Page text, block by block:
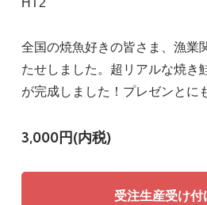
HT2
全国の焼魚好きの皆さま、漁業
たせしました。超リアルな焼き
が完成しました！プレゼンとに
3,000円(内税)
受注生産受け付